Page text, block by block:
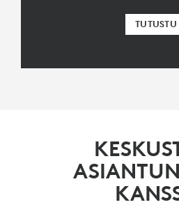
TUTUSTU